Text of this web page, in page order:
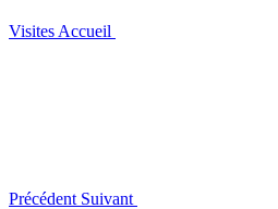
Visites Accueil
Précédent Suivant